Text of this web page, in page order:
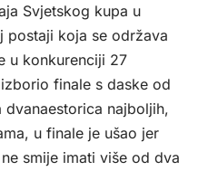
Svjetskog kupa u
postaji koja se održava
u konkurenciji 27
finale s daske od
najboljih,
u finale je ušao jer
smije imati više od dva